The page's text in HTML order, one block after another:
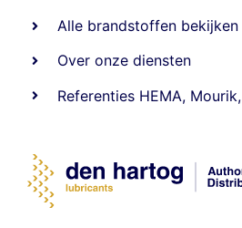
Alle brandstoffen bekijken
Over onze diensten
Referenties HEMA, Mourik,